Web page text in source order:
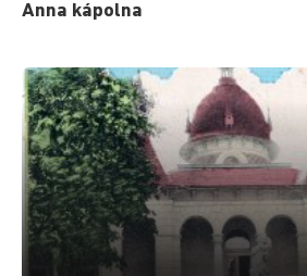
Anna kápolna